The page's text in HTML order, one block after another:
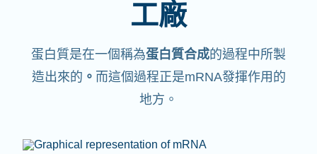
工廠
蛋白質是在一個稱為蛋白質合成的過程中所製
造出來的 。 而這個過程正是mRNA發揮作用的
地方。